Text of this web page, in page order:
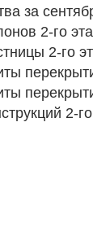
за
2-го
2-го
2-